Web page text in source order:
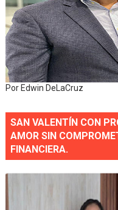
Por Edwin DeLaCruz
SAN VALENTÍN CON
AMOR SIN
FINANCIERA.